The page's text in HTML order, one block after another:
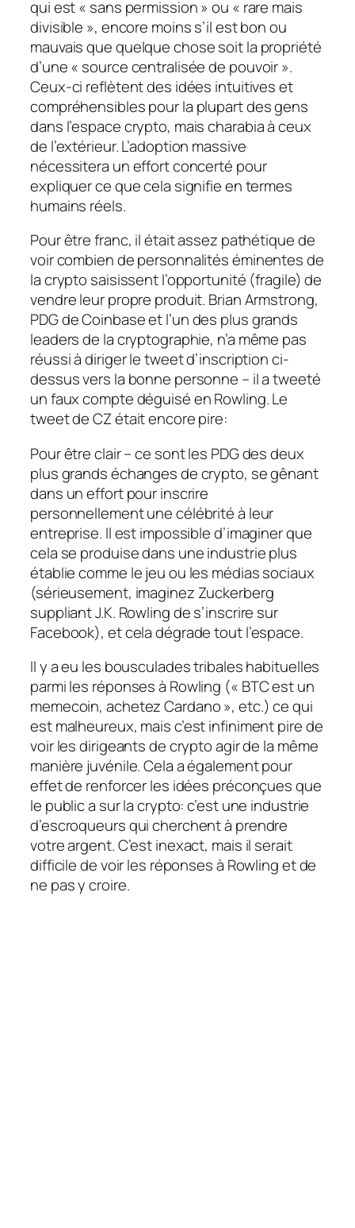
qui est « sans permission » ou « rare mais
divisible », encore moins s’il est bon ou
mauvais que quelque chose soit la propriété
d’une « source centralisée de pouvoir ».
Ceux-ci reflètent des idées intuitives et
compréhensibles pour la plupart des gens
dans l’espace crypto, mais charabia à ceux
de l’extérieur. L’adoption massive
nécessitera un effort concerté pour
expliquer ce que cela signifie en termes
humains réels.
Pour être franc, il était assez pathétique de
voir combien de personnalités éminentes de
la crypto saisissent l’opportunité (fragile) de
vendre leur propre produit. Brian Armstrong,
PDG de Coinbase et l’un des plus grands
leaders de la cryptographie, n’a même pas
réussi à diriger le tweet d’inscription ci-
dessus vers la bonne personne – il a tweeté
un faux compte déguisé en Rowling. Le
tweet de CZ était encore pire:
Pour être clair – ce sont les PDG des deux
plus grands échanges de crypto, se gênant
dans un effort pour inscrire
personnellement une célébrité à leur
entreprise. Il est impossible d’imaginer que
cela se produise dans une industrie plus
établie comme le jeu ou les médias sociaux
(sérieusement, imaginez Zuckerberg
suppliant J.K. Rowling de s’inscrire sur
Facebook), et cela dégrade tout l’espace.
Il y a eu les bousculades tribales habituelles
parmi les réponses à Rowling (« BTC est un
memecoin, achetez Cardano », etc.) ce qui
est malheureux, mais c’est infiniment pire de
voir les dirigeants de crypto agir de la même
manière juvénile. Cela a également pour
effet de renforcer les idées préconçues que
le public a sur la crypto: c’est une industrie
d’escroqueurs qui cherchent à prendre
votre argent. C’est inexact, mais il serait
difficile de voir les réponses à Rowling et de
ne pas y croire.